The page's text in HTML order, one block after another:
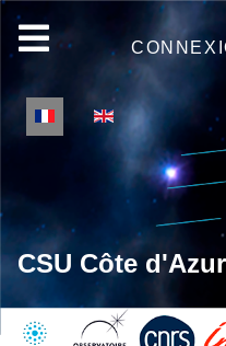
Sélectionnez votre langue
CSU Côte d'Azur